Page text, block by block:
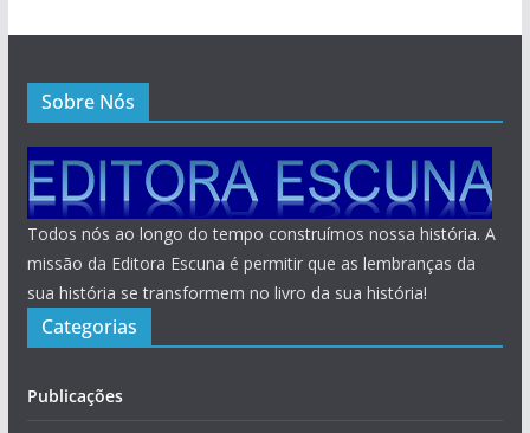
Sobre Nós
Todos nós ao longo do tempo construímos nossa história. A
missão da Editora Escuna é permitir que as lembranças da
sua história se transformem no livro da sua história!
Categorias
Publicações